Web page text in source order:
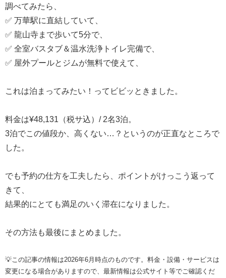
調べてみたら、
✅ 万華駅に直結していて、
✅ 龍山寺まで歩いて5分で、
✅ 全室バスタブ＆温水洗浄トイレ完備で、
✅ 屋外プールとジムが無料で使えて、
これは泊まってみたい！ってビビッときました。
料金は¥48,131（税サ込）/ 2名3泊。
3泊でこの値段か、高くない…？というのが正直なところで
した。
でも予約の仕方を工夫したら、ポイントがけっこう返って
きて、
結果的にとても満足のいく滞在になりました。
その方法も最後にまとめました。
💡この記事の情報は2026年6月時点のものです。料金・設備・サービスは
変更になる場合がありますので、最新情報は公式サイト等でご確認くだ